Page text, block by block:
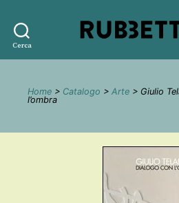
Cerca
Home > Catalogo > Arte > Giulio
l’ombra